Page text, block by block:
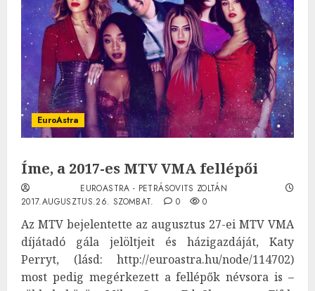
EuroAstra
Íme, a 2017-es MTV VMA fellépői
EUROASTRA - PETRÁSOVITS ZOLTÁN
2017.AUGUSZTUS.26. SZOMBAT.
0 0
Az MTV bejelentette az augusztus 27-ei MTV VMA
díjátadó gála jelöltjeit és házigazdáját, Katy
Perryt, (lásd: http://euroastra.hu/node/114702)
most pedig megérkezett a fellépők névsora is –